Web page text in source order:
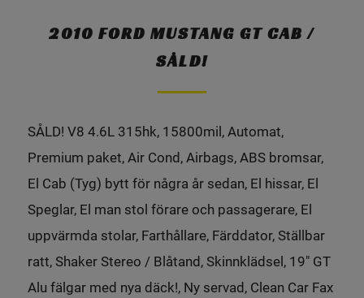
2010 FORD MUSTANG GT CAB /
SÅLD!
SÅLD! V8 4.6L 315hk, 15800mil, Automat,
Premium paket, Air Cond, Airbags, ABS bromsar,
El Cab (Tyg) bytt för några år sedan, El hissar, El
Speglar, El man stol förare och passagerare, El
uppvärmda stolar, Farthållare, Färddator, Ställbar
ratt, Shaker Stereo / Blåtand, Skinnklädsel, 19" GT
Alu fälgar med nya däck!, Ny servad, Clean Car Fax